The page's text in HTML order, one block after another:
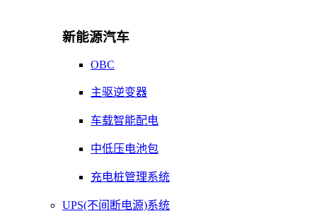
新能源汽车
OBC
主驱逆变器
车载智能配电
中低压电池包
充电桩管理系统
UPS(不间断电源)系统